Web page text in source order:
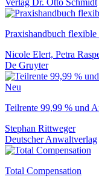
Verlag Dr. Otto Schmidt
Praxishandbuch
Nicole Elert, Petra
De Gruyter
Neu
Teilrente 99,99 % und
Stephan Rittweger
Deutscher Anwaltverlag
Total Compensation